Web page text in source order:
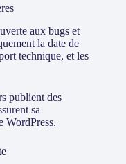
aux bugs et
la date de
technique, et les
publient des
sa
WordPress.